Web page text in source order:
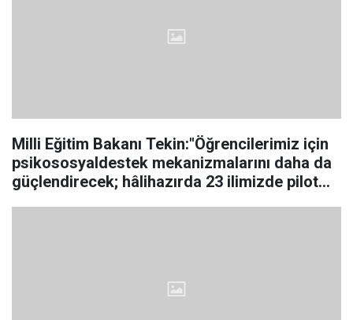
Milli Eğitim Bakanı Tekin:"Öğrencilerimiz için
psikososyaldestek mekanizmalarını daha da
güçlendirecek; hâlihazırda 23 ilimizde pilot